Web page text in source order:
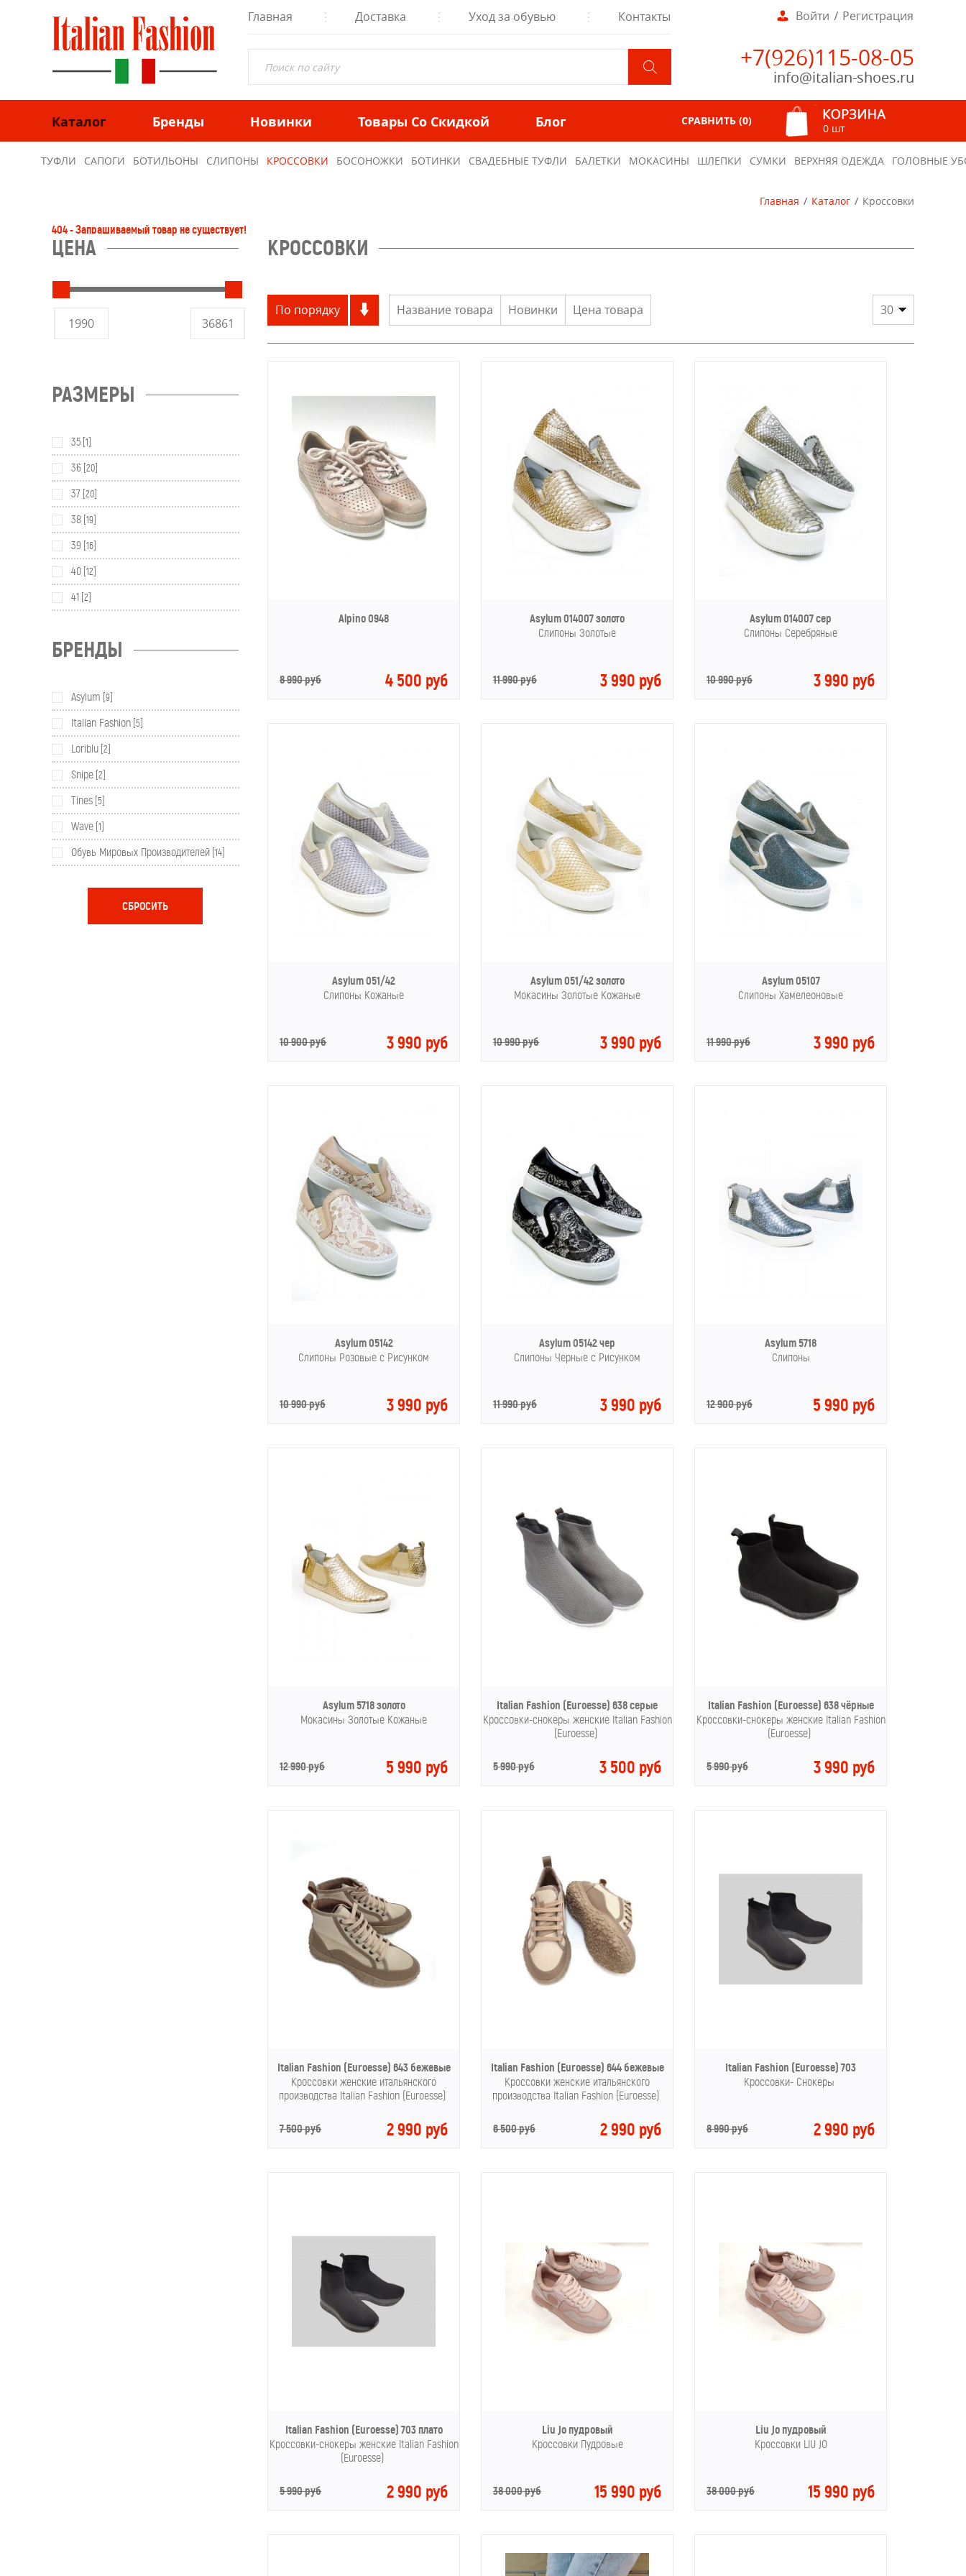
Главная Доставка Уход за обувью Контакты Войти Регистрация
+7(926)115-08-05
info@italian-shoes.ru
Каталог Бренды Новинки Товары Со Скидкой Блог 0 шт
СРАВНИТЬ (0)
ТУФЛИ САПОГИ БОТИЛЬОНЫ СЛИПОНЫ КРОССОВКИ БОСОНОЖКИ БОТИНКИ СВАДЕБНЫЕ ТУФЛИ БАЛЕТКИ МОКАСИНЫ ШЛЕПКИ СУМКИ ВЕРХНЯЯ ОДЕЖДА ГОЛОВНЫЕ
Главная Каталог Кроссовки
404 - Запрашиваемый товар не существует!
ЦЕНА
РАЗМЕРЫ
35 [1]
36 [20]
37 [20]
38 [19]
39 [16]
40 [12]
41 [2]
БРЕНДЫ
Asylum [9]
Italian Fashion [5]
Loriblu [2]
Snipe [2]
Tines [5]
Wave [1]
Обувь Мировых Производителей [14]
СБРОСИТЬ
КРОССОВКИ
По порядку Название товара Новинки Цена товара 30
Alpino 0948
8 990 руб 4 500 руб
Asylum 014007 золото
Слипоны Золотые
11 990 руб 3 990 руб
Asylum 014007 сер
Слипоны Серебряные
10 990 руб 3 990 руб
Asylum 051/42
Слипоны Кожаные
10 900 руб 3 990 руб
Asylum 051/42 золото
Мокасины Золотые Кожаные
10 990 руб 3 990 руб
Asylum 05107
Слипоны Хамелеоновые
11 990 руб 3 990 руб
Asylum 05142
Слипоны Розовые с Рисунком
10 990 руб 3 990 руб
Asylum 05142 чер
Слипоны Черные с Рисунком
11 990 руб 3 990 руб
Asylum 5718
Слипоны
12 900 руб 5 990 руб
Asylum 5718 золото
Мокасины Золотые Кожаные
12 990 руб 5 990 руб
Italian Fashion (Euroesse) 638 серые
Кроссовки-снокеры женские Italian Fashion
(Euroesse)
5 990 руб 3 500 руб
Italian Fashion (Euroesse) 638 чёрные
Кроссовки-снокеры женские Italian Fashion
(Euroesse)
5 990 руб 3 990 руб
Italian Fashion (Euroesse) 643 бежевые
Кроссовки женские итальянского
производства Italian Fashion (Euroesse)
7 500 руб 2 990 руб
Italian Fashion (Euroesse) 644 бежевые
Кроссовки женские итальянского
производства Italian Fashion (Euroesse)
6 500 руб 2 990 руб
Italian Fashion (Euroesse) 703
Кроссовки- Снокеры
8 990 руб 2 990 руб
Italian Fashion (Euroesse) 703 плато
Кроссовки-снокеры женские Italian Fashion
(Euroesse)
5 990 руб 2 990 руб
Liu Jo пудровый
Кроссовки Пудровые
38 000 руб 15 990 руб
Liu Jo пудровый
Кроссовки LIU JO
38 000 руб 15 990 руб